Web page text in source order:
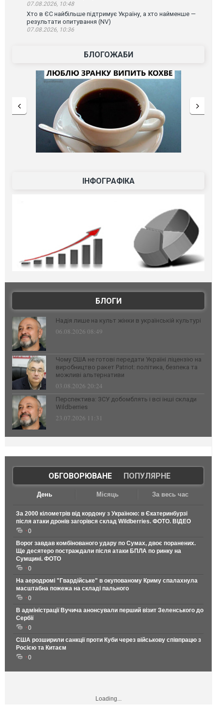
07.08.2026, 10:48
Хто в ЄС найбільше підтримує Україну, а хто найменше —
результати опитування (NV)
07.08.2026, 10:36
БЛОГОЖАБИ
ІНФОГРАФІКА
БЛОГИ
Надія лише на культ жінки в українській культурі
06.08.2026 08:49
Чому США не готові передати Україні ліцензію на
виробництво ракет Patriot: політика, безпека та
можливі альтернативи
03.08.2026 20:24
Перспектива: ЗСУ добомблять і всі інші склади
Wildberries
23.07.2026 11:31
ОБГОВОРЮВАНЕ| ПОПУЛЯРНЕ
День Місяць За весь час
За 2000 кілометрів від кордону з Україною: в Єкатеринбурзі
після атаки дронів загорівся склад Wildberries. ФОТО. ВІДЕО
0
Ворог завдав комбінованого удару по Сумах, двоє поранених.
Ще десятеро постраждали після атаки БПЛА по ринку на
Сумщині. ФОТО
0
На аеродромі "Гвардійське" в окупованому Криму спалахнула
масштабна пожежа на складі пального
0
В адміністрації Вучича анонсували перший візит Зеленського до
Сербії
0
США розширили санкції проти Куби через військову співпрацю з
Росією та Китаєм
0
Loading...